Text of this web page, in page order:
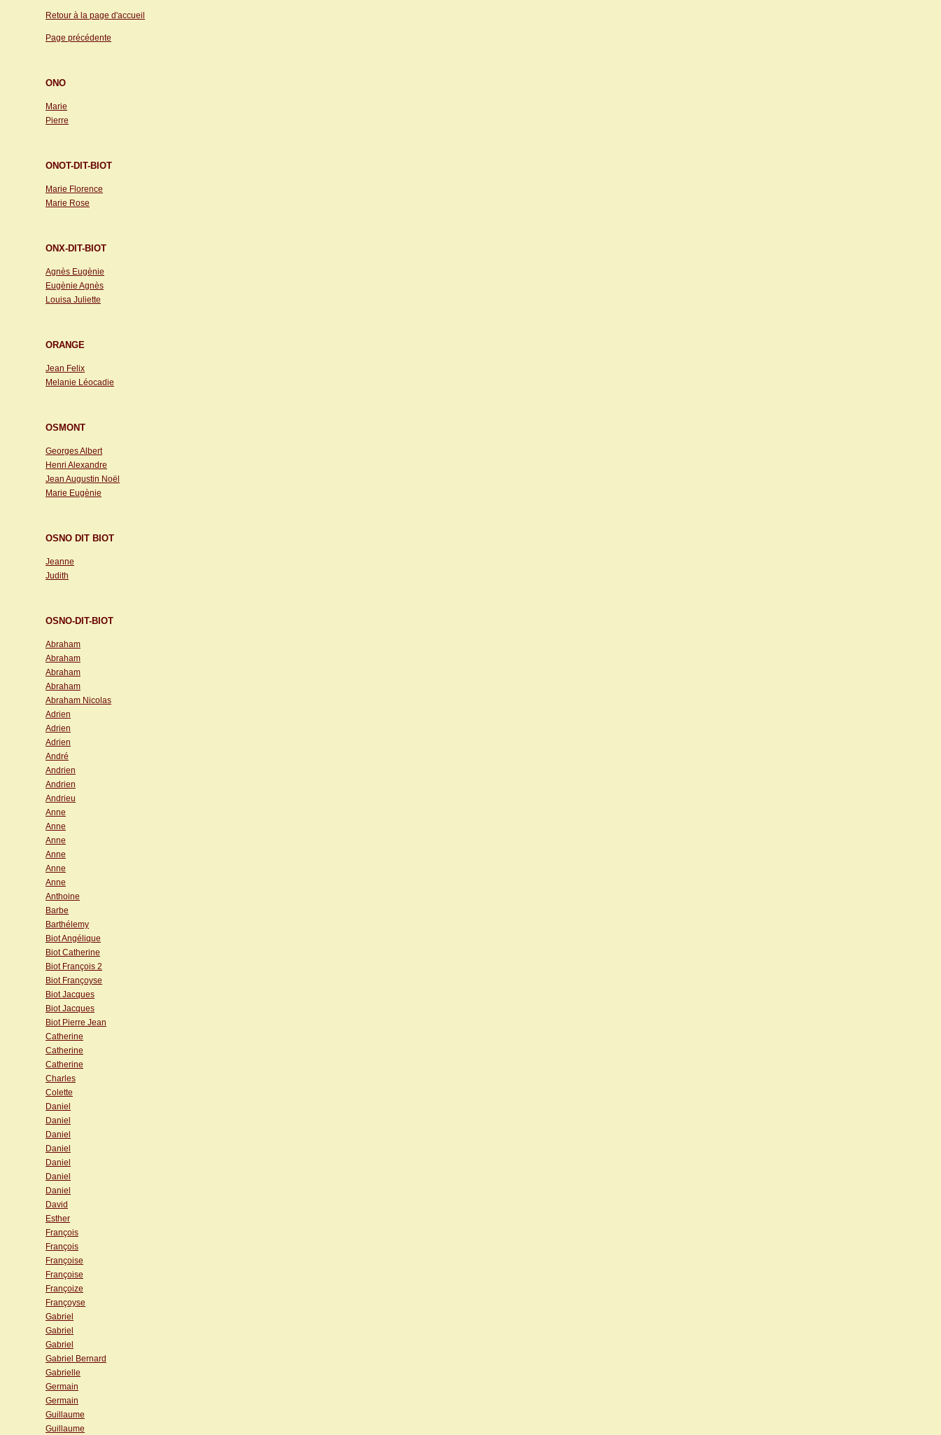
Retour à la page d'accueil
Page précédente
ONO
Marie
Pierre
ONOT-DIT-BIOT
Marie Florence
Marie Rose
ONX-DIT-BIOT
Agnès Eugènie
Eugènie Agnès
Louisa Juliette
ORANGE
Jean Felix
Melanie Léocadie
OSMONT
Georges Albert
Henri Alexandre
Jean Augustin Noël
Marie Eugènie
OSNO DIT BIOT
Jeanne
Judith
OSNO-DIT-BIOT
Abraham
Abraham
Abraham
Abraham
Abraham Nicolas
Adrien
Adrien
Adrien
André
Andrien
Andrien
Andrieu
Anne
Anne
Anne
Anne
Anne
Anne
Anthoine
Barbe
Barthélemy
Biot Angélique
Biot Catherine
Biot François 2
Biot Françoyse
Biot Jacques
Biot Jacques
Biot Pierre Jean
Catherine
Catherine
Catherine
Charles
Colette
Daniel
Daniel
Daniel
Daniel
Daniel
Daniel
Daniel
David
Esther
François
François
Françoise
Françoise
Françoize
Françoyse
Gabriel
Gabriel
Gabriel
Gabriel Bernard
Gabrielle
Germain
Germain
Guillaume
Guillaume